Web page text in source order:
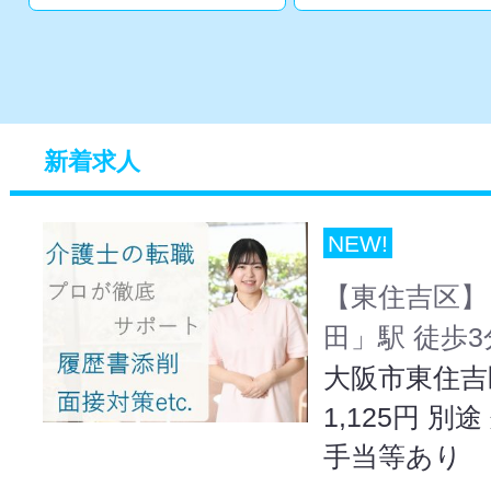
新着求人
NEW!
【東住吉区
田」駅 徒歩
大阪市東住
1,125円 別
手当等あり